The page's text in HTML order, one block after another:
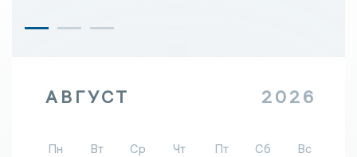
АВГУСТ 2026
Пн Вт Ср Чт Пт Сб
Вс